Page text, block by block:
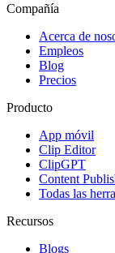
Compañía
Acerca de
Empleos
Blog
Precios
Producto
App móvil
Clip Editor
ClipGPT
Content
Todas las
Recursos
Blogs